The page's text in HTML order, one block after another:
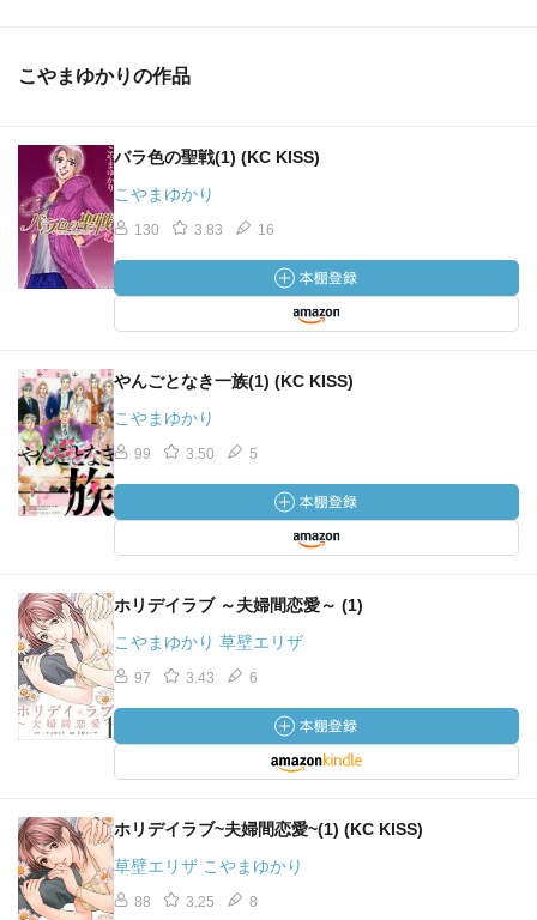
こやまゆかりの作品
バラ色の聖戦(1) (KC KISS)
こやまゆかり
130 3.83 16
やんごとなき一族(1) (KC KISS)
こやまゆかり
99 3.50 5
ホリデイラブ ～夫婦間恋愛～ (1)
こやまゆかり 草壁エリザ
97 3.43 6
ホリデイラブ~夫婦間恋愛~(1) (KC KISS)
草壁エリザ こやまゆかり
88 3.25 8